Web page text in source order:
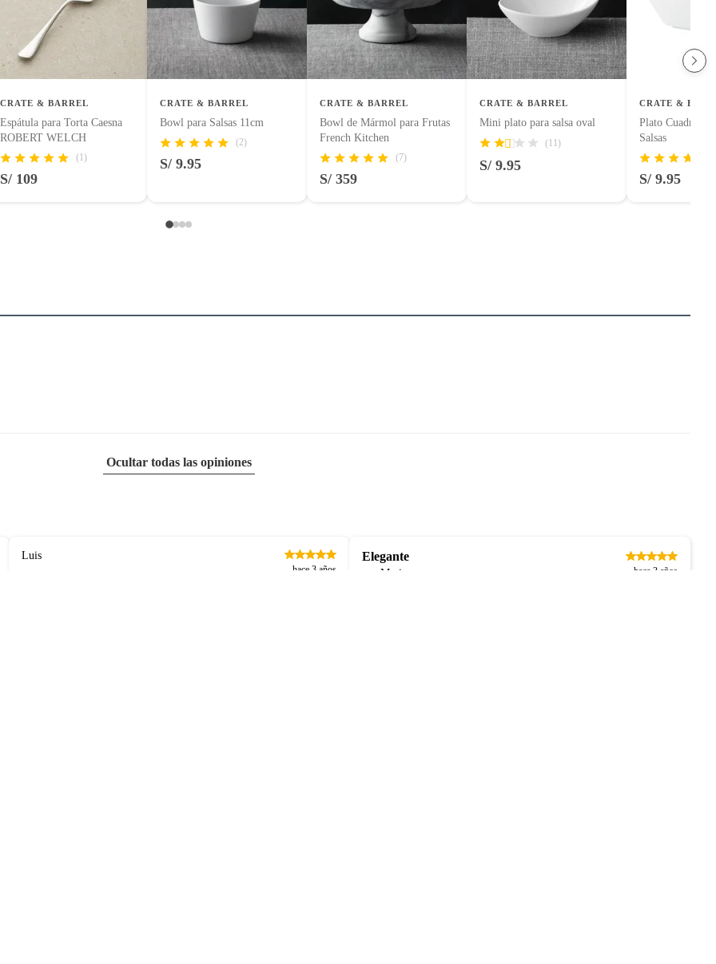
CRATE & BARREL
Espátula para Torta Caesna
ROBERT WELCH
(1)
S/ 109
CRATE & BARREL
Bowl para Salsas 11cm
(2)
S/ 9.95
CRATE & BARREL
Bowl de Mármol para Frutas
French Kitchen
(7)
S/ 359
CRATE & BARREL
Mini plato para salsa oval
(11)
S/ 9.95
CRATE &
Plato Cuadrado
Salsas
S/ 9.95
Ocultar todas las opiniones
Luis
hace 3 años
Elegante
por Marie hace 3 años